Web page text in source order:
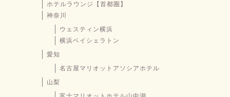
ホテルラウンジ【首都圏】
神奈川
ウェスティン横浜
横浜ベイシェラトン
愛知
名古屋マリオットアソシアホテル
山梨